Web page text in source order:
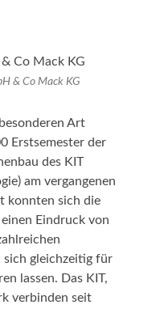
& Co Mack KG
Art
Erstsemester der
des KIT
am vergangenen
konnten sich die
Eindruck von
sich gleichzeitig für
lassen. Das KIT,
verbinden seit